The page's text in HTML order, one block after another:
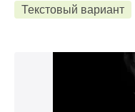
Текстовый вариант